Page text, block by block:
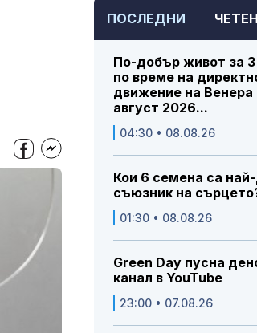
ПОСЛЕДНИ
По-добър живот за
по време на
движение на Венера
август 2026...
04:30 • 08.08.26
Кои 6 семена са
съюзник на
01:30 • 08.08.26
Green Day пусна
канал в YouTube
23:00 • 07.08.26